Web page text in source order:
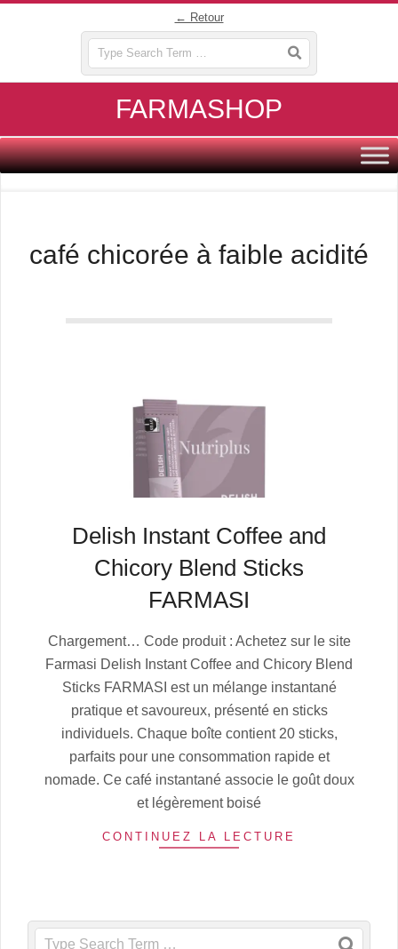
← Retour
FARMASHOP
Primary
Navigation
café chicorée à faible acidité
Delish Instant Coffee and
Chicory Blend Sticks
FARMASI
07-
05
Chargement… Code produit : Achetez sur le site
Farmasi Delish Instant Coffee and Chicory Blend
Sticks FARMASI est un mélange instantané
pratique et savoureux, présenté en sticks
individuels. Chaque boîte contient 20 sticks,
parfaits pour une consommation rapide et
nomade. Ce café instantané associe le goût doux
et légèrement boisé
CONTINUEZ LA LECTURE
Search